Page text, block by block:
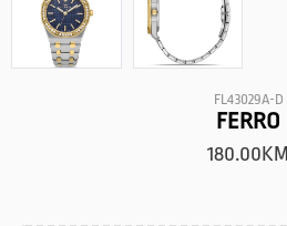
FL43029A-D
FERRO
180.00KM